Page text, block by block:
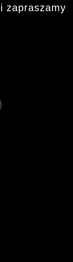
zapraszamy